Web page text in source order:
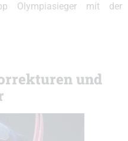
Olympiasieger mit der
und